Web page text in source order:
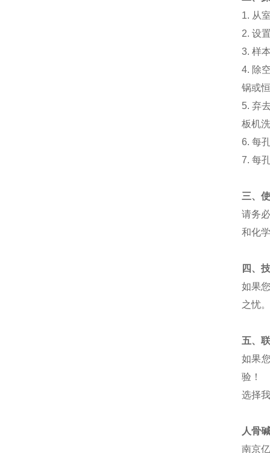
1. 从
2. 设
3. 样
4. 除
锅或
5.弃
板机
6. 每
7. 每
三、
请务
和化
四、
如果
之忧。
五、
如果
验！
选择
人骨
南京